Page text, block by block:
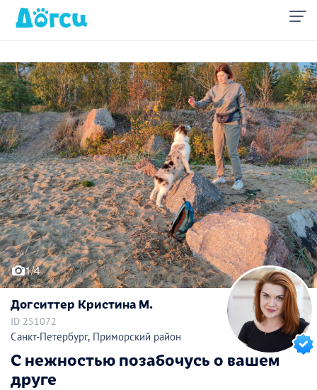
1/4
Догситтер Кристина М.
ID 251072
Санкт-Петербург, Приморский район
С нежностью позабочусь о вашем
друге